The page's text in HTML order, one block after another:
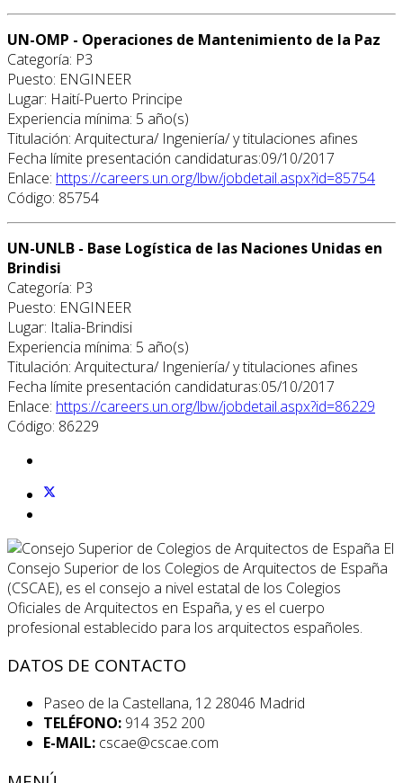
UN-OMP - Operaciones de Mantenimiento de la Paz
Categoría: P3
Puesto: ENGINEER
Lugar: Haití-Puerto Principe
Experiencia mínima: 5 año(s)
Titulación: Arquitectura/ Ingeniería/ y titulaciones afines
Fecha límite presentación candidaturas:09/10/2017
Enlace: https://careers.un.org/lbw/jobdetail.aspx?id=85754
Código: 85754
UN-UNLB - Base Logística de las Naciones Unidas en
Brindisi
Categoría: P3
Puesto: ENGINEER
Lugar: Italia-Brindisi
Experiencia mínima: 5 año(s)
Titulación: Arquitectura/ Ingeniería/ y titulaciones afines
Fecha límite presentación candidaturas:05/10/2017
Enlace: https://careers.un.org/lbw/jobdetail.aspx?id=86229
Código: 86229
El
Consejo Superior de los Colegios de Arquitectos de España
(CSCAE), es el consejo a nivel estatal de los Colegios
Oficiales de Arquitectos en España, y es el cuerpo
profesional establecido para los arquitectos españoles.
DATOS DE CONTACTO
Paseo de la Castellana, 12 28046 Madrid
TELÉFONO: 914 352 200
E-MAIL: cscae@cscae.com